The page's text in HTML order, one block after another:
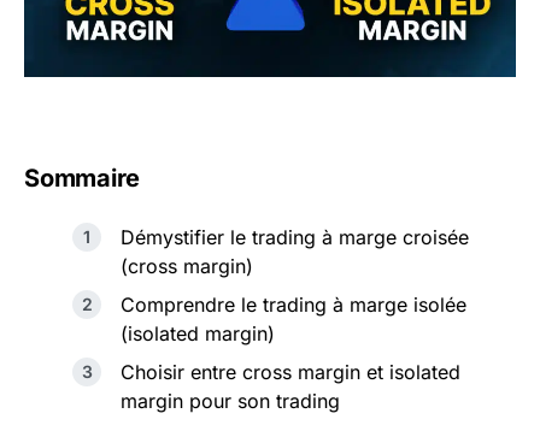
Sommaire
Démystifier le trading à marge croisée
(cross margin)
Comprendre le trading à marge isolée
(isolated margin)
Choisir entre cross margin et isolated
margin pour son trading